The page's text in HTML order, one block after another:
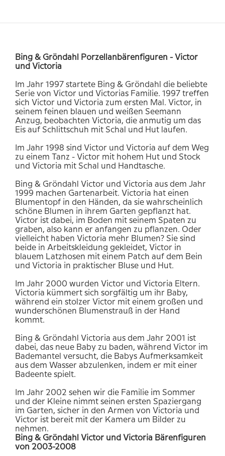
Bing & Gröndahl Porzellanbärenfiguren - Victor
und Victoria
Im Jahr 1997 startete Bing & Gröndahl die beliebte
Serie von Victor und Victorias Familie. 1997 treffen
sich Victor und Victoria zum ersten Mal. Victor, in
seinem feinen blauen und weißen Seemann
Anzug, beobachten Victoria, die anmutig um das
Eis auf Schlittschuh mit Schal und Hut laufen.
Im Jahr 1998 sind Victor und Victoria auf dem Weg
zu einem Tanz - Victor mit hohem Hut und Stock
und Victoria mit Schal und Handtasche.
Bing & Gröndahl Victor und Victoria aus dem Jahr
1999 machen Gartenarbeit. Victoria hat einen
Blumentopf in den Händen, da sie wahrscheinlich
schöne Blumen in ihrem Garten gepflanzt hat.
Victor ist dabei, im Boden mit seinem Spaten zu
graben, also kann er anfangen zu pflanzen. Oder
vielleicht haben Victoria mehr Blumen? Sie sind
beide in Arbeitskleidung gekleidet, Victor in
blauem Latzhosen mit einem Patch auf dem Bein
und Victoria in praktischer Bluse und Hut.
Im Jahr 2000 wurden Victor und Victoria Eltern.
Victoria kümmert sich sorgfältig um ihr Baby,
während ein stolzer Victor mit einem großen und
wunderschönen Blumenstrauß in der Hand
kommt.
Bing & Gröndahl Victoria aus dem Jahr 2001 ist
dabei, das neue Baby zu baden, während Victor im
Bademantel versucht, die Babys Aufmerksamkeit
aus dem Wasser abzulenken, indem er mit einer
Badeente spielt.
Im Jahr 2002 sehen wir die Familie im Sommer
und der Kleine nimmt seinen ersten Spaziergang
im Garten, sicher in den Armen von Victoria und
Victor ist bereit mit der Kamera um Bilder zu
nehmen.
Bing & Gröndahl Victor und Victoria Bärenfiguren
von 2003-2008